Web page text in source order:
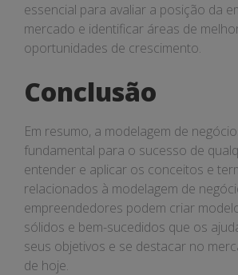
essencial para avaliar a posição da
mercado e identificar áreas de
oportunidades de crescimento.
Conclusão
Em resumo, a modelagem de
fundamental para o sucesso de
entender e aplicar os conceitos e
relacionados à modelagem de
empreendedores podem criar
sólidos e bem-sucedidos que os
seus objetivos e se destacar no
de hoje.